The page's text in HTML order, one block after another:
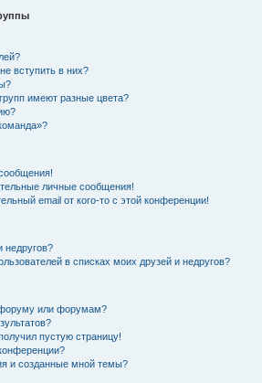
вступить в них?
имеют разные цвета?
личные сообщения!
email от кого-то с этой конференции!
недругов?
в списках моих друзей и недругов?
или форумам?
пустую страницу!
и созданные мной темы?